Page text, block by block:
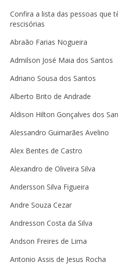
Confira a lista das pessoas que
rescisórias
Abraão Farias Nogueira
Admilson José Maia dos Santos
Adriano Sousa dos Santos
Alberto Brito de Andrade
Aldison Hilton Gonçalves dos
Alessandro Guimarães Avelino
Alex Bentes de Castro
Alexandro de Oliveira Silva
Andersson Silva Figueira
Andre Souza Cezar
Andresson Costa da Silva
Andson Freires de Lima
Antonio Assis de Jesus Rocha